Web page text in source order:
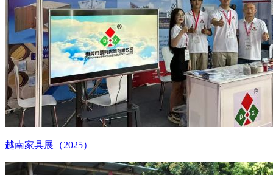
越南家具展（2025）